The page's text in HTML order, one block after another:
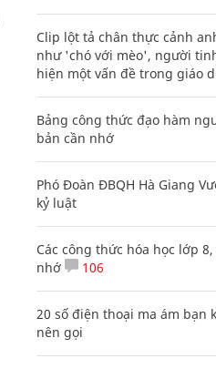
Clip lột tả chân thực cảnh
như 'chó với mèo', người
hiện một vấn đề trong giáo
Bảng công thức đạo hàm
bản cần nhớ
Phó Đoàn ĐBQH Hà Giang
kỷ luật
Các công thức hóa học lớp
nhớ
106
20 số điện thoại ma ám bạn
nên gọi